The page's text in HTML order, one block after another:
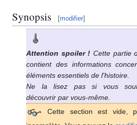
Synopsis [modifier]
Attention spoiler ! Cette partie
contient des informations
éléments essentiels de l'histoire.
Ne la lisez pas si vous
découvrir par vous-même.
Cette section est vide,